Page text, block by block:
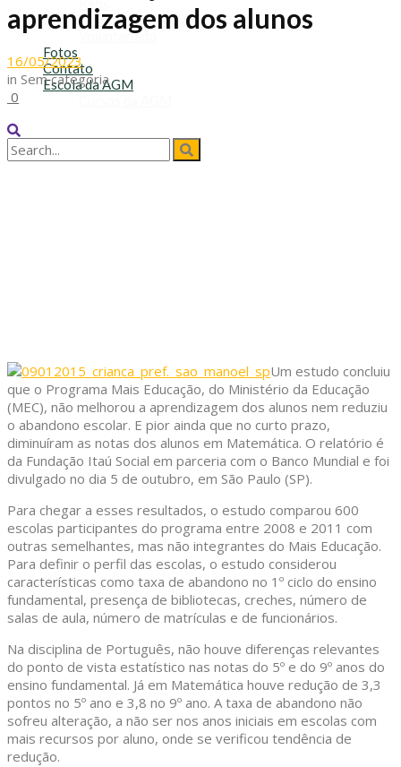
Transporte Escolar
Voluntariado
Fotos
Contato
Escola da AGM
aprendizagem dos alunos
16/05/2023
in Sem categoria
0
Um estudo concluiu
que o Programa Mais Educação, do Ministério da Educação
(MEC), não melhorou a aprendizagem dos alunos nem reduziu
o abandono escolar. E pior ainda que no curto prazo,
diminuíram as notas dos alunos em Matemática. O relatório é
da Fundação Itaú Social em parceria com o Banco Mundial e foi
divulgado no dia 5 de outubro, em São Paulo (SP).
Para chegar a esses resultados, o estudo comparou 600
escolas participantes do programa entre 2008 e 2011 com
outras semelhantes, mas não integrantes do Mais Educação.
Para definir o perfil das escolas, o estudo considerou
características como taxa de abandono no 1º ciclo do ensino
fundamental, presença de bibliotecas, creches, número de
salas de aula, número de matrículas e de funcionários.
Na disciplina de Português, não houve diferenças relevantes
do ponto de vista estatístico nas notas do 5º e do 9º anos do
ensino fundamental. Já em Matemática houve redução de 3,3
pontos no 5º ano e 3,8 no 9º ano. A taxa de abandono não
sofreu alteração, a não ser nos anos iniciais em escolas com
mais recursos por aluno, onde se verificou tendência de
redução.